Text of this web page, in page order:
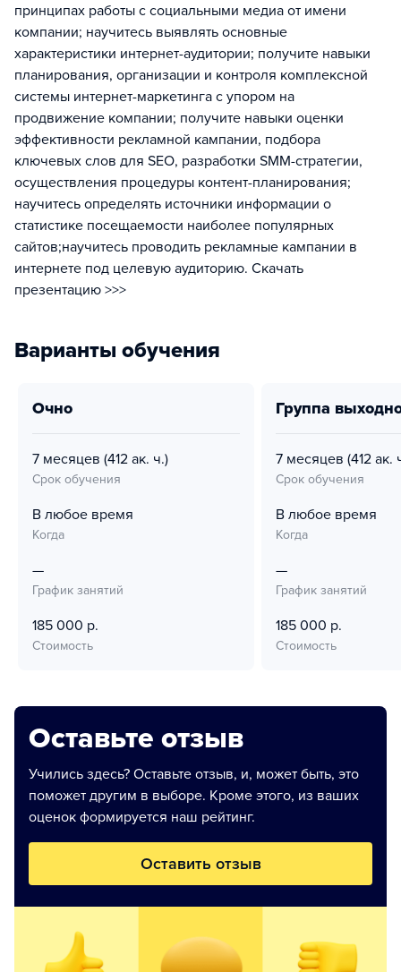
принципах работы с социальными медиа от имени
компании​; научитесь выявлять основные
характеристики интернет-аудитории; ​получите навыки
планирования, организации и контроля комплексной
системы интернет-марк​етинга с упором на
продвижение компании; получите навыки оценки
эффективности рекламной кампании, подбора
ключевых слов для SEO, разработки SMM-стратегии,
осуществления процедуры контент-планирования;
научитесь определять источники информации о
статистике посещаемости наиболее популярных
сайтов;научитесь проводить рекламные кампании в
интернете под целевую аудиторию. Скачать
презентацию >>>
Варианты обучения
очно
7 месяцев (412 ак. ч.)
Срок обучения
В любое время
Когда
—
График занятий
185 000 р.
Стоимость
группа
7 месяцев (412 ак.
Срок обучения
В любое время
Когда
—
График занятий
185 000 р.
Стоимость
Оставьте отзыв
Учились здесь? Оставьте отзыв, и, может быть, это
поможет другим в выборе. Кроме этого, из ваших
оценок формируется наш рейтинг.
Оставить отзыв